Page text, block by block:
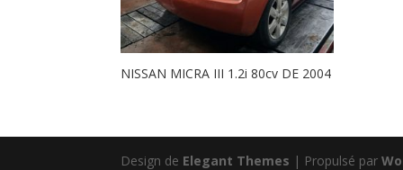
NISSAN MICRA III 1.2i 80cv DE 2004
Design de Elegant Themes | Propulsé par